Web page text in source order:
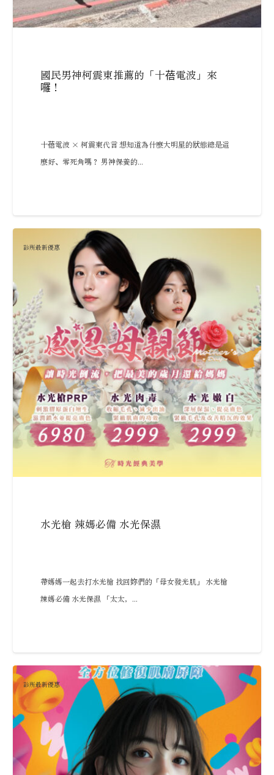
國民男神柯震東推薦的「十蓓電波」來
囉！
十蓓電波 × 柯震東代言 想知道為什麼大明星的狀態總是這
麼好、零死角嗎？ 男神保養的...
診所最新優惠
水光槍 辣媽必備 水光保濕
帶媽媽一起去打水光槍 找回妳們的「母女發光肌」 水光槍
辣媽必備 水光保濕 「太太，...
診所最新優惠